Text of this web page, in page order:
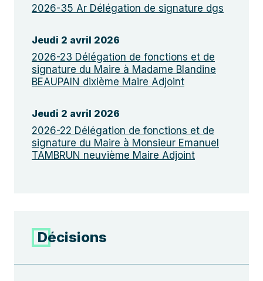
2026-35 Ar Délégation de signature dgs
Jeudi 2 avril 2026
2026-23 Délégation de fonctions et de
signature du Maire à Madame Blandine
BEAUPAIN dixième Maire Adjoint
Jeudi 2 avril 2026
2026-22 Délégation de fonctions et de
signature du Maire à Monsieur Emanuel
TAMBRUN neuvième Maire Adjoint
Décisions